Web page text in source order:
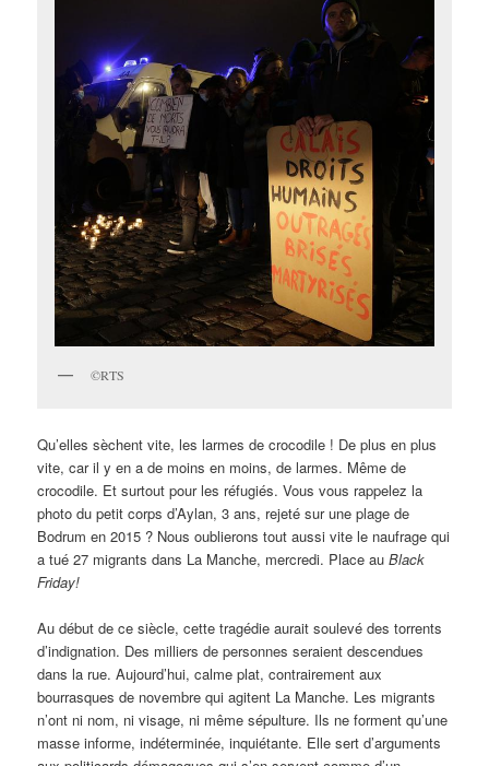
©RTS
Qu’elles sèchent vite, les larmes de crocodile ! De plus en plus
vite, car il y en a de moins en moins, de larmes. Même de
crocodile. Et surtout pour les réfugiés. Vous vous rappelez la
photo du petit corps d’Aylan, 3 ans, rejeté sur une plage de
Bodrum en 2015 ? Nous oublierons tout aussi vite le naufrage qui
a tué 27 migrants dans La Manche, mercredi. Place auBlack
Friday!
Au début de ce siècle, cette tragédie aurait soulevé des torrents
d’indignation. Des milliers de personnes seraient descendues
dans la rue. Aujourd’hui, calme plat, contrairement aux
bourrasques de novembre qui agitent La Manche. Les migrants
n’ont ni nom, ni visage, ni même sépulture. Ils ne forment qu’une
masse informe, indéterminée, inquiétante. Elle sert d’arguments